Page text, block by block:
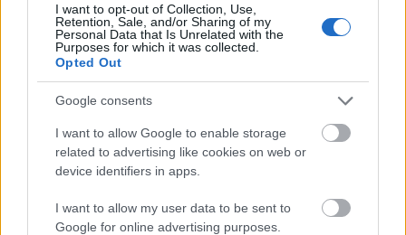
I want to opt-out of Collection, Use,
Retention, Sale, and/or Sharing of my
Personal Data that Is Unrelated with the
Purposes for which it was collected.
Opted Out
Google consents
I want to allow Google to enable storage
related to advertising like cookies on web or
device identifiers in apps.
I want to allow my user data to be sent to
Google for online advertising purposes.
Η φρίκη που βίωσε Αμερικανίδα στις
τουαλέτες του ΚΤΕΛ